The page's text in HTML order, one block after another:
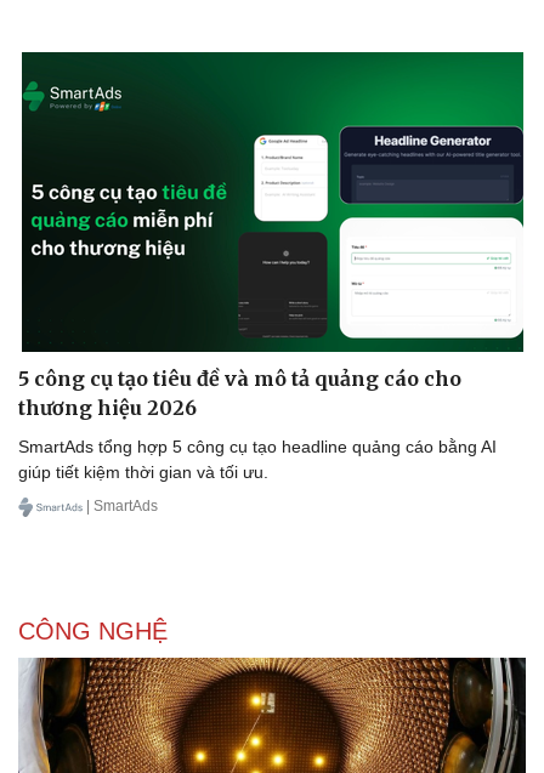
5 công cụ tạo tiêu đề và mô tả quảng cáo cho
thương hiệu 2026
SmartAds tổng hợp 5 công cụ tạo headline quảng cáo bằng AI
giúp tiết kiệm thời gian và tối ưu.
| SmartAds
CÔNG NGHỆ